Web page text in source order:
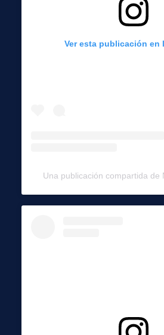
Ver esta publicación en
Una publicación compartida de